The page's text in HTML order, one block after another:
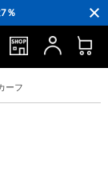
％
レゼント！
ント！
ーフ